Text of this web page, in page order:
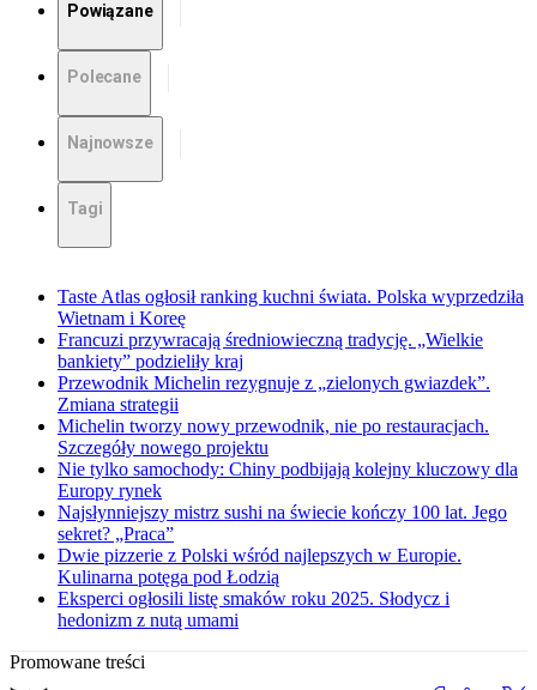
Powiązane
Polecane
Najnowsze
Tagi
Taste Atlas ogłosił ranking kuchni świata. Polska wyprzedziła
Wietnam i Koreę
Francuzi przywracają średniowieczną tradycję. „Wielkie
bankiety” podzieliły kraj
Przewodnik Michelin rezygnuje z „zielonych gwiazdek”.
Zmiana strategii
Michelin tworzy nowy przewodnik, nie po restauracjach.
Szczegóły nowego projektu
Nie tylko samochody: Chiny podbijają kolejny kluczowy dla
Europy rynek
Najsłynniejszy mistrz sushi na świecie kończy 100 lat. Jego
sekret? „Praca”
Dwie pizzerie z Polski wśród najlepszych w Europie.
Kulinarna potęga pod Łodzią
Eksperci ogłosili listę smaków roku 2025. Słodycz i
hedonizm z nutą umami
Promowane treści